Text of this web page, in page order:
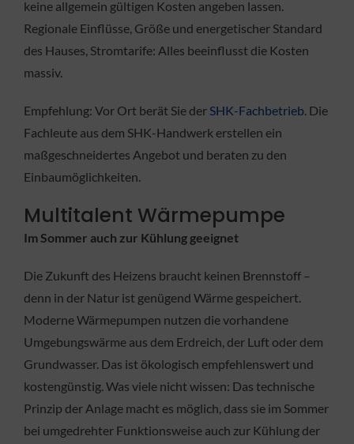
keine allgemein gültigen Kosten angeben lassen.
Regionale Einflüsse, Größe und energetischer Standard
des Hauses, Stromtarife: Alles beeinflusst die Kosten
massiv.
Empfehlung: Vor Ort berät Sie derSHK-Fachbetrieb. Die
Fachleute aus dem SHK-Handwerk erstellen ein
maßgeschneidertes Angebot und beraten zu den
Einbaumöglichkeiten.
Multitalent Wärmepumpe
Im Sommer auch zur Kühlung geeignet
Die Zukunft des Heizens braucht keinen Brennstoff –
denn in der Natur ist genügend Wärme gespeichert.
Moderne Wärmepumpen nutzen die vorhandene
Umgebungswärme aus dem Erdreich, der Luft oder dem
Grundwasser. Das ist ökologisch empfehlenswert und
kostengünstig. Was viele nicht wissen: Das technische
Prinzip der Anlage macht es möglich, dass sie im Sommer
bei umgedrehter Funktionsweise auch zur Kühlung der